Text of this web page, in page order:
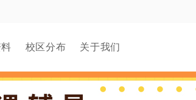
校区分布 关于我们